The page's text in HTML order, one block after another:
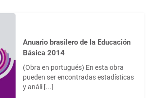
Anuario brasilero de la Educación
Básica 2014
(Obra en portugués) En esta obra
pueden ser encontradas estadísticas
y análi [...]